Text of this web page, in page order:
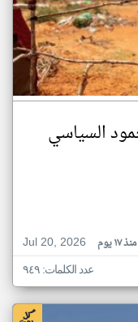
السياسي
Jul 20, 2026
منذ ١٧ يوم
عدد الكلمات: ٩٤٩